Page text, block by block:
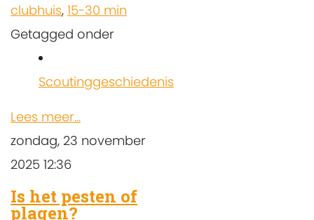
clubhuis, 15-30 min
Getagged onder
Scoutinggeschiedenis
Lees meer...
zondag, 23 november
2025 12:36
Is het pesten of
plagen?